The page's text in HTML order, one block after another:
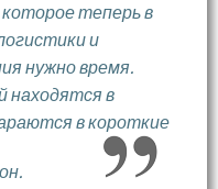
теперь в
и
нужно время.
находятся в
в короткие